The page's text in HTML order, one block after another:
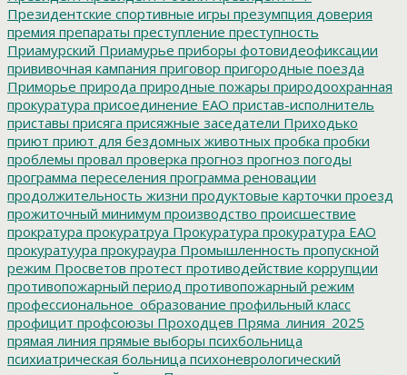
Президентские спортивные игры презумпция доверия
премия препараты преступление преступность
Приамурский Приамурье приборы фотовидеофиксации
прививочная кампания приговор пригородные поезда
Приморье природа природные пожары природоохранная
прокуратура присоединение ЕАО пристав-исполнитель
приставы присяга присяжные заседатели Приходько
приют приют для бездомных животных пробка пробки
проблемы провал проверка прогноз прогноз погоды
программа переселения программа реновации
продолжительность жизни продуктовые карточки проезд
прожиточный минимум производство происшествие
прократура прокуратруа Прокуратура прокуратура ЕАО
прокуратуура прокураура Промышленность пропускной
режим Просветов протест противодействие коррупции
противопожарный период противопожарный режим
профессиональное_образование профильный класс
профицит профсоюзы Проходцев Пряма_линия_2025
прямая линия прямые выборы психбольница
психиатрическая больница психоневрологический